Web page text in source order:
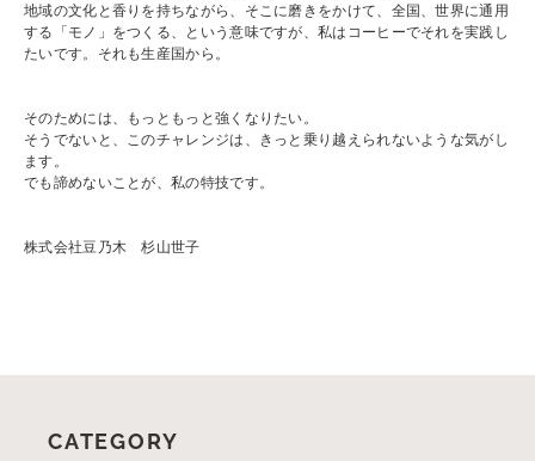
地域の文化と香りを持ちながら、そこに磨きをかけて、全国、世界に通用
する「モノ」をつくる、という意味ですが、私はコーヒーでそれを実践し
たいです。それも生産国から。
そのためには、もっともっと強くなりたい。
そうでないと、このチャレンジは、きっと乗り越えられないような気がし
ます。
でも諦めないことが、私の特技です。
株式会社豆乃木 杉山世子
CATEGORY